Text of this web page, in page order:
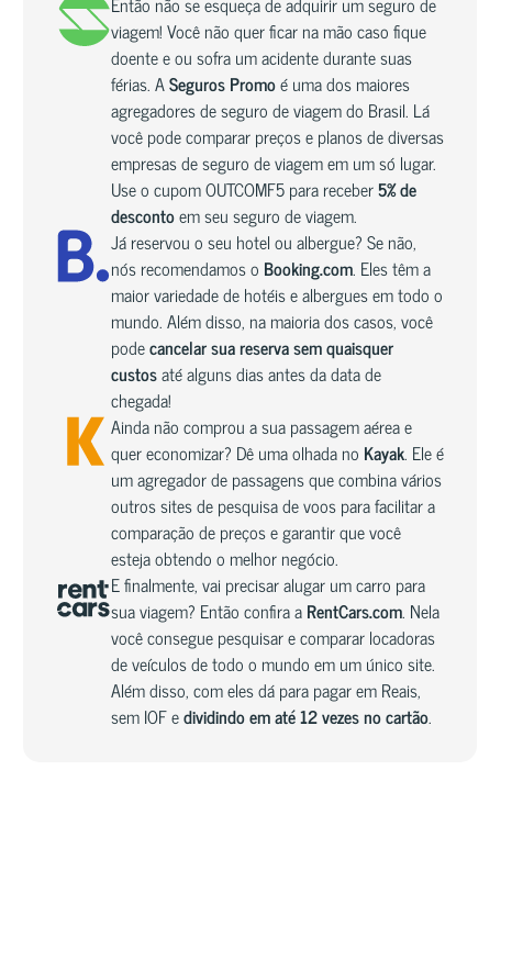
viagem! Você não quer ficar na mão caso fique
doente e ou sofra um acidente durante suas
férias. ASeguros Promoé uma dos maiores
agregadores de seguro de viagem do Brasil. Lá
você pode comparar preços e planos de diversas
empresas de seguro de viagem em um só lugar.
Use o cupom OUTCOMF5 para receber5% de
descontoem seu seguro de viagem.
Já reservou o seu hotel ou albergue? Se não,
nós recomendamos o Booking.com. Eles têm a
maior variedade de hotéis e albergues em todo o
mundo. Além disso, na maioria dos casos, você
podecancelar sua reserva sem quaisquer
custosaté alguns dias antes da data de
chegada!
Ainda não comprou a sua passagem aérea e
quer economizar? Dê uma olhada no Kayak. Ele é
um agregador de passagens que combina vários
outros sites de pesquisa de voos para facilitar a
comparação de preços e garantir que você
esteja obtendo o melhor negócio.
E finalmente, vai precisar alugar um carro para
sua viagem? Então confira aRentCars.com. Nela
você consegue pesquisar e comparar locadoras
de veículos de todo o mundo em um único site.
Além disso, com eles dá para pagar em Reais,
sem IOF edividindo em até 12 vezes no cartão.